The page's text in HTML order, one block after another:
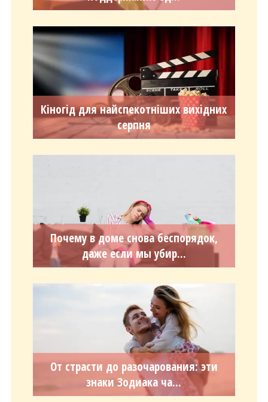
Кіногід для найспекотніших вихідних
серпня
Почему в доме снова беспорядок,
даже если мы убир...
От страсти до разочарования: эти
знаки Зодиака ча...